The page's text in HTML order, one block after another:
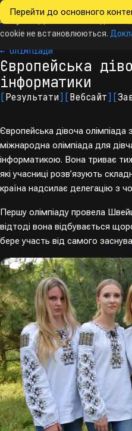
Перейти до основного
Всеукраїнські
з інформатики
Новини
← Олімпіади
Європейська
інформатики
[ Результати] [ Вебсайт] [
Європейська дівоча
міжнародна олімпіада для
інформатикою. Вона триває
які учасниці розв’язують
країна надсилає делегацію з
Першу олімпіаду провела
відтоді вона відбувається
бере участь від самого
Ми хочемо збирати знеособлену
Analytics. Доки ви не
cookie не встановлюються.